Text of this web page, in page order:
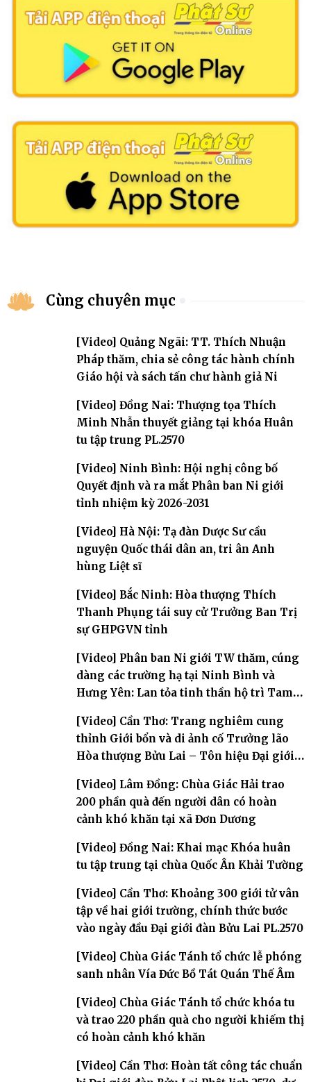
Cùng chuyên mục
[Video] Quảng Ngãi: TT. Thích Nhuận
Pháp thăm, chia sẻ công tác hành chính
Giáo hội và sách tấn chư hành giả Ni
[Video] Đồng Nai: Thượng tọa Thích
Minh Nhẫn thuyết giảng tại khóa Huân
tu tập trung PL.2570
[Video] Ninh Bình: Hội nghị công bố
Quyết định và ra mắt Phân ban Ni giới
tỉnh nhiệm kỳ 2026-2031
[Video] Hà Nội: Tạ đàn Dược Sư cầu
nguyện Quốc thái dân an, tri ân Anh
hùng Liệt sĩ
[Video] Bắc Ninh: Hòa thượng Thích
Thanh Phụng tái suy cử Trưởng Ban Trị
sự GHPGVN tỉnh
[Video] Phân ban Ni giới TW thăm, cúng
dàng các trường hạ tại Ninh Bình và
Hưng Yên: Lan tỏa tinh thần hộ trì Tam
[Video] Cần Thơ: Trang nghiêm cung
thỉnh Giới bổn và di ảnh cố Trưởng lão
Hòa thượng Bửu Lai – Tôn hiệu Đại giới
[Video] Lâm Đồng: Chùa Giác Hải trao
200 phần quà đến người dân có hoàn
cảnh khó khăn tại xã Đơn Dương
[Video] Đồng Nai: Khai mạc Khóa huân
tu tập trung tại chùa Quốc Ân Khải Tường
[Video] Cần Thơ: Khoảng 300 giới tử vân
tập về hai giới trường, chính thức bước
vào ngày đầu Đại giới đàn Bửu Lai PL.2570
[Video] Chùa Giác Tánh tổ chức lễ phóng
sanh nhân Vía Đức Bồ Tát Quán Thế Âm
[Video] Chùa Giác Tánh tổ chức khóa tu
và trao 220 phần quà cho người khiếm thị
có hoàn cảnh khó khăn
[Video] Cần Thơ: Hoàn tất công tác chuẩn